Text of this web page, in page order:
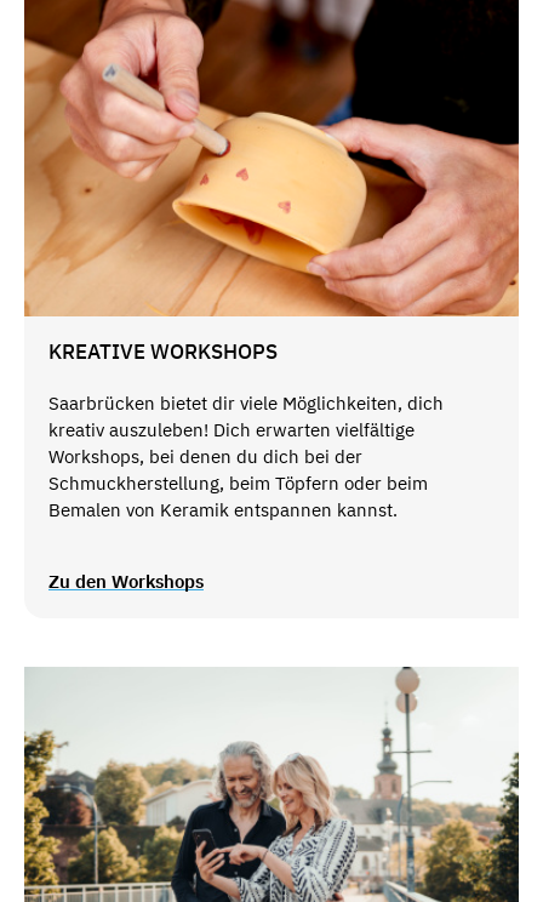
KREATIVE WORKSHOPS
Saarbrücken bietet dir viele Möglichkeiten, dich
kreativ auszuleben! Dich erwarten vielfältige
Workshops, bei denen du dich bei der
Schmuckherstellung, beim Töpfern oder beim
Bemalen von Keramik entspannen kannst.
Zu den Workshops